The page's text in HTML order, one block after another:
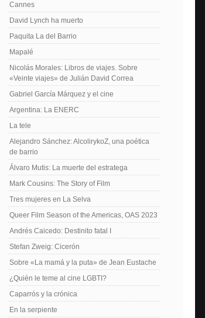
Cannes
David Lynch ha muerto
Paquita La del Barrio
Mapalé
Nicolás Morales: Libros de viajes. Sobre
«Veinte viajes» de Julián David Correa
Gabriel García Márquez y el cine
Argentina: La ENERC
La tele
Alejandro Sánchez: AlcolirykoZ, una poética
de barrio
Álvaro Mutis: La muerte del estratega
Mark Cousins: The Story of Film
Tres mujeres en La Selva
Queer Film Season of the Americas, OAS 2023
Andrés Caicedo: Destinito fatal I
Stefan Zweig: Cicerón
Sobre «La mamá y la puta» de Jean Eustache
¿Quién le teme al cine LGBTI?
Caparrós y la crónica
En la serpiente